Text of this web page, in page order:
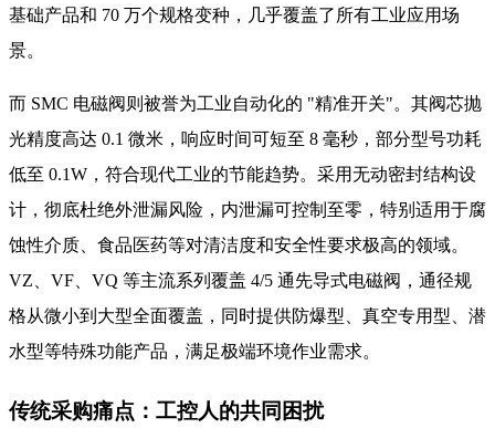
基础产品和 70 万个规格变种，几乎覆盖了所有工业应用场
景。
而 SMC 电磁阀则被誉为工业自动化的 "精准开关"。其阀芯抛
光精度高达 0.1 微米，响应时间可短至 8 毫秒，部分型号功耗
低至 0.1W，符合现代工业的节能趋势。采用无动密封结构设
计，彻底杜绝外泄漏风险，内泄漏可控制至零，特别适用于腐
蚀性介质、食品医药等对清洁度和安全性要求极高的领域。
VZ、VF、VQ 等主流系列覆盖 4/5 通先导式电磁阀，通径规
格从微小到大型全面覆盖，同时提供防爆型、真空专用型、潜
水型等特殊功能产品，满足极端环境作业需求。
传统采购痛点：工控人的共同困扰